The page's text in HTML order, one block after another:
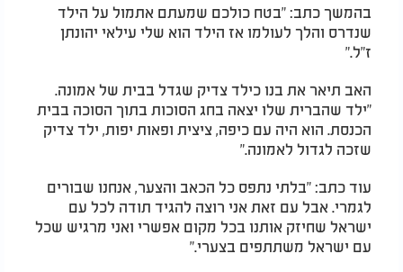
בהמשך כתב: "בטח כולכם שמעתם אתמול על הילד
שנדרס והלך לעולמו אז הילד הוא שלי עילאי יהונתן
ז"ל."
האב תיאר את בנו כילד צדיק שגדל בבית של אמונה.
"ילד שהברית שלו יצאה בחג הסוכות בתוך הסוכה בבית
הכנסת. הוא היה עם כיפה, ציצית ופאות יפות, ילד צדיק
שזכה לגדול לאמונה."
עוד כתב: "בלתי נתפס כל הכאב והצער, אנחנו שבורים
לגמרי. אבל עם זאת אני רוצה להגיד תודה לכל עם
ישראל שחיזק אותנו בכל מקום אפשרי ואני מרגיש שכל
עם ישראל משתתפים בצערי."